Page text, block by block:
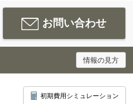
お問い合わせ
情報の見方
初期費用シミュレーション